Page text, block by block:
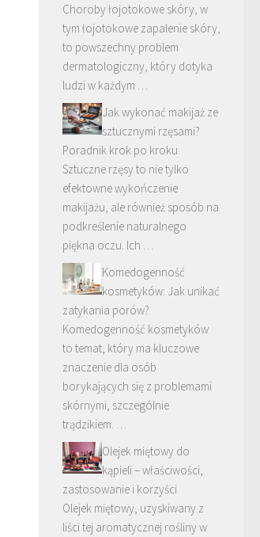
Choroby łojotokowe skóry, w
tym łojotokowe zapalenie skóry,
to powszechny problem
dermatologiczny, który dotyka
ludzi w każdym …
Jak wykonać makijaż ze
sztucznymi rzęsami?
Poradnik krok po kroku
Sztuczne rzęsy to nie tylko
efektowne wykończenie
makijażu, ale również sposób na
podkreślenie naturalnego
piękna oczu. Ich …
Komedogenność
kosmetyków: Jak unikać
zatykania porów?
Komedogenność kosmetyków
to temat, który ma kluczowe
znaczenie dla osób
borykających się z problemami
skórnymi, szczególnie
trądzikiem. …
Olejek miętowy do
kąpieli – właściwości,
zastosowanie i korzyści
Olejek miętowy, uzyskiwany z
liści tej aromatycznej rośliny w